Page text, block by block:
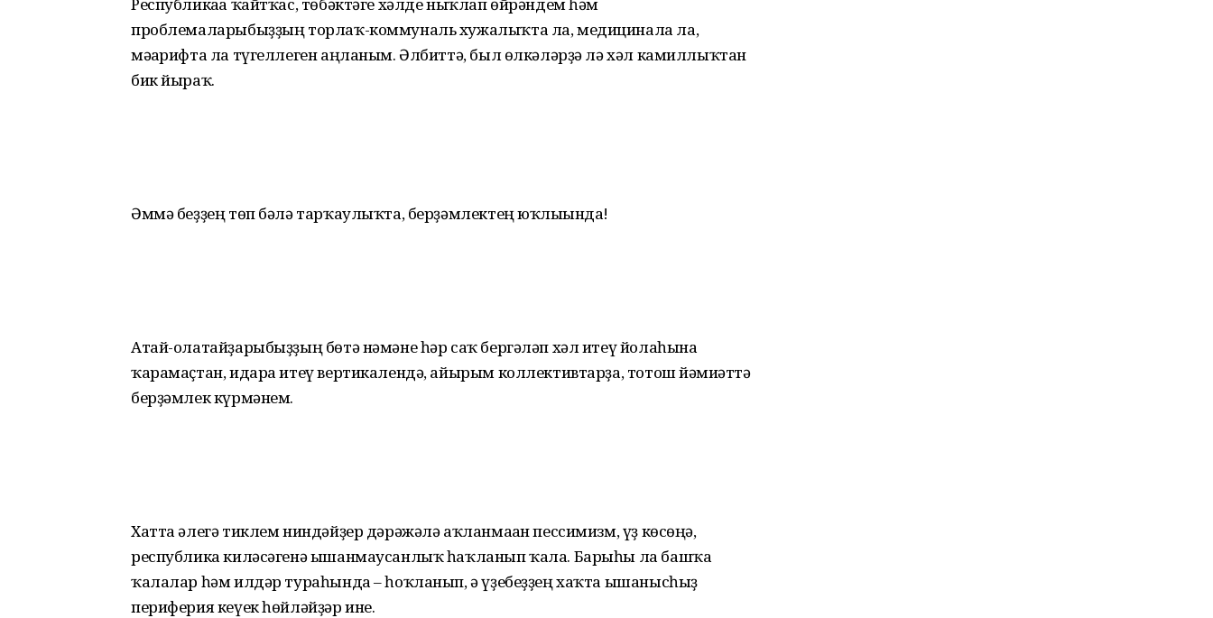
проблемаларыбыҙҙың торлаҡ-коммуналь хужалыҡта ла, медицинала ла,
мәғарифта ла түгеллеген аңланым. Әлбиттә, был өлкәләрҙә лә хәл камиллыҡтан
бик йыраҡ.
Әммә беҙҙең төп бәлә тарҡаулыҡта, берҙәмлектең юҡлығында!
Атай-олатайҙарыбыҙҙың бөтә нәмәне һәр саҡ бергәләп хәл итеү йолаһына
ҡарамаҫтан, идара итеү вертикалендә, айырым коллективтарҙа, тотош йәмғиәттә
берҙәмлек күрмәнем.
Хатта әлегә тиклем ниндәйҙер дәрәжәлә аҡланмаған пессимизм, үҙ көсөңә,
республика киләсәгенә ышанмау­санлыҡ һаҡланып ҡала. Барыһы ла башҡа
ҡалалар һәм илдәр тураһында – һоҡланып, ә үҙебеҙҙең хаҡта ышанысһыҙ
периферия кеүек һөйләйҙәр ине.